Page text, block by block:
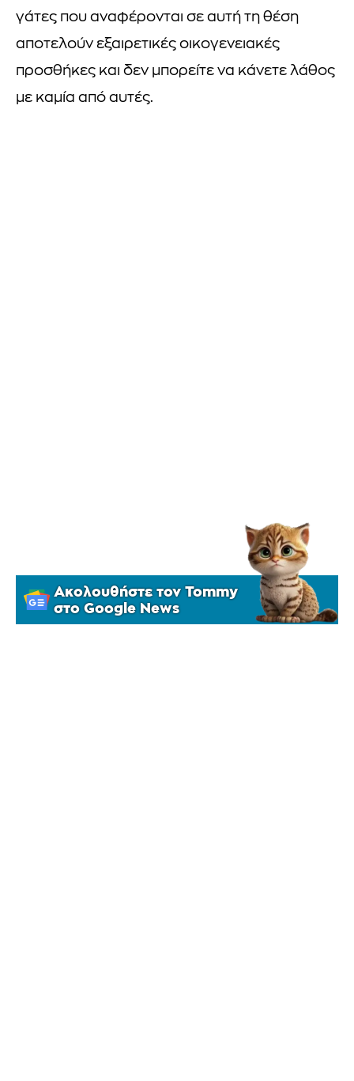
γάτες που αναφέρονται σε αυτή τη θέση
αποτελούν εξαιρετικές οικογενειακές
προσθήκες και δεν μπορείτε να κάνετε λάθος
με καμία από αυτές.
Ακολουθήστε τον Tommy
στο Google News